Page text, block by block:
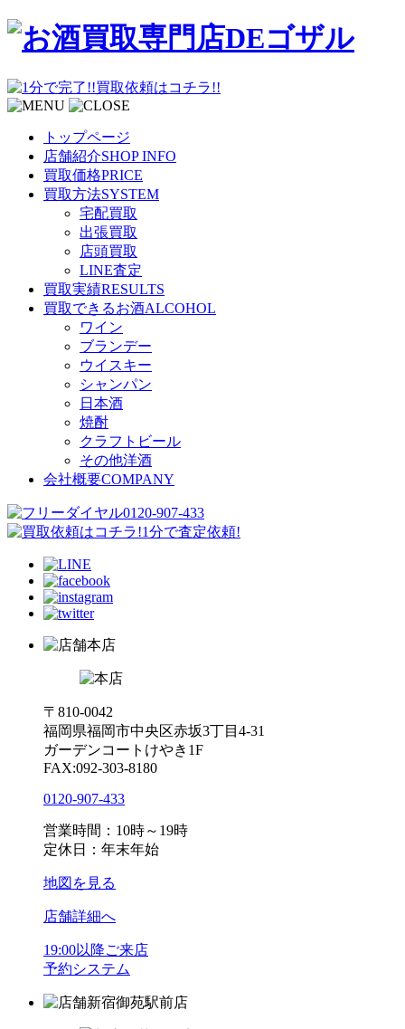
トップページ
店舗紹介SHOP INFO
買取価格PRICE
買取方法SYSTEM
宅配買取
出張買取
店頭買取
LINE査定
買取実績RESULTS
買取できるお酒ALCOHOL
ワイン
ブランデー
ウイスキー
シャンパン
日本酒
焼酎
クラフトビール
その他洋酒
会社概要COMPANY
本店
〒810-0042
福岡県福岡市中央区赤坂3丁目4-31
ガーデンコートけやき1F
FAX:092-303-8180
0120-907-433
営業時間：10時～19時
定休日：年末年始
地図を見る
店舗詳細へ
19:00以降ご来店
予約システム
新宿御苑駅前店